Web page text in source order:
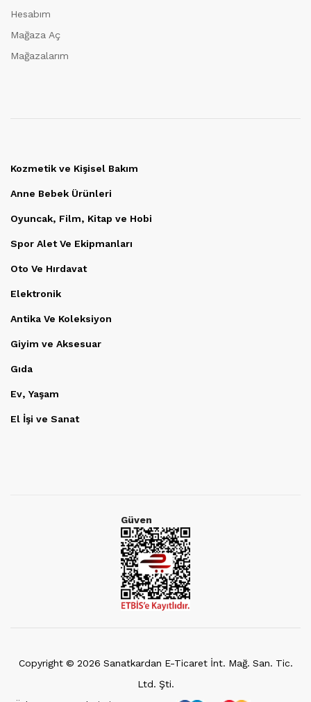
Hesabım
Mağaza Aç
Mağazalarım
Kozmetik ve Kişisel Bakım
Anne Bebek Ürünleri
Oyuncak, Film, Kitap ve Hobi
Spor Alet Ve Ekipmanları
Oto Ve Hırdavat
Elektronik
Antika Ve Koleksiyon
Giyim ve Aksesuar
Gıda
Ev, Yaşam
El İşi ve Sanat
Güven
Copyright © 2026 Sanatkardan E-Ticaret İnt. Mağ. San. Tic.
Ltd. Şti.